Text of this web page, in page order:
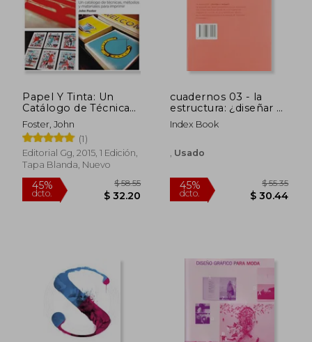
45%
dcto. $ 31.79
45%
dcto. $
Papel Y Tinta: Un
Catálogo de Técnicas,
Métodos Y Materiales
Para Imprimir
Foster, John
(1)
Editorial Gg, 2015, 1 Edición,
Tapa Blanda, Nuevo
cuadernos 03 - la
estructura: ¿diseñar o
delegar?
Index Book
Usado